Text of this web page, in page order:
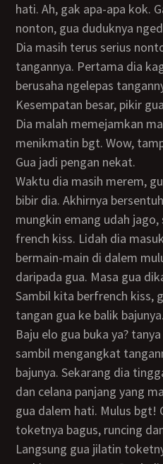
hati. Ah, gak apa-apa kok.
nonton, gua duduknya
Dia masih terus serius nonton. Lalu gua coba pegang
tangannya. Pertama dia
berusaha ngelepas
Kesempatan besar, pikir
Dia malah memejamkan
menikmatin bgt. Wow,
Gua jadi pengan nekat.
Waktu dia masih merem, gua deketin bibir gua ke
bibir dia. Akhirnya
mungkin emang udah
french kiss. Lidah dia
bermain-main di dalem
daripada gua. Masa gua
Sambil kita berfrench kiss,
tangan gua ke balik bajunya.
Baju elo gua buka ya? tanya gua. Dia ngangguk aja
sambil mengangkat
bajunya. Sekarang dia
dan celana panjang yang
gua dalem hati. Mulus bgt!
toketnya bagus, runcing
Langsung gua jilatin toketnya dia mendesah Gua jadi